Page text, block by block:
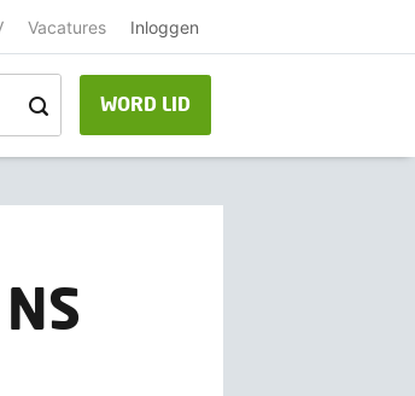
Vacatures Inloggen
WORD LID